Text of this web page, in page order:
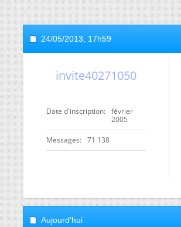
24/05/2013, 17h59
invite40271050
Date d'inscription
février
2005
Messages 71 138
Aujourd'hui